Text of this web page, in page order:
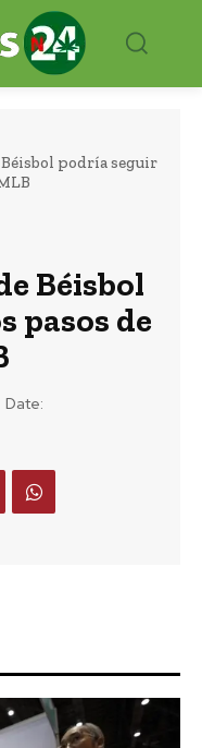
podría seguir
Béisbol
pasos de
Date: